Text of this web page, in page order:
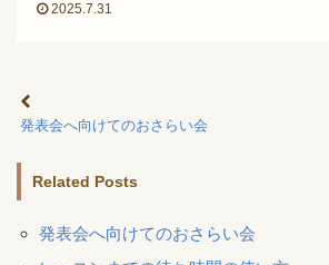
2025.7.31
発表会へ向けてのおさらい会
Related Posts
発表会へ向けてのおさらい会